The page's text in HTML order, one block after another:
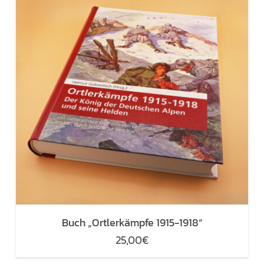
Buch „Ortlerkämpfe 1915-1918“
25,00€